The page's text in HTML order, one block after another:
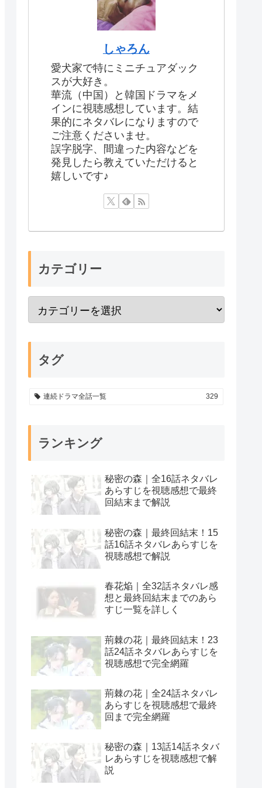
しゃろん
愛犬家で特にミニチュアダック
スが大好き。
華流（中国）と韓国ドラマをメ
インに視聴感想しています。結
果的にネタバレになりますので
ご注意くださいませ。
誤字脱字、間違った内容などを
発見したら教えていただけると
嬉しいです♪
カテゴリー
タグ
連続ドラマ全話一覧 329
ランキング
秘密の森｜全16話ネタバレ
あらすじを視聴感想で最終
回結末まで解説
秘密の森｜最終回結末！15
話16話ネタバレあらすじを
視聴感想で解説
春花焔｜全32話ネタバレ感
想と最終回結末までのあら
すじ一覧を詳しく
荊棘の花｜最終回結末！23
話24話ネタバレあらすじを
視聴感想で完全網羅
荊棘の花｜全24話ネタバレ
あらすじを視聴感想で最終
回まで完全網羅
秘密の森｜13話14話ネタバ
レあらすじを視聴感想で解
説